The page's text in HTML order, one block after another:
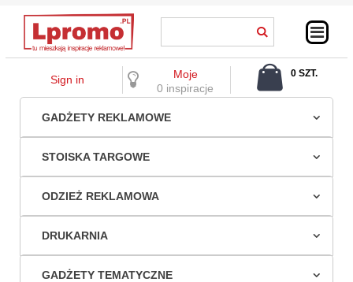
Sign in
Moje
0 inspiracje
0 SZT.
GADŻETY REKLAMOWE
STOISKA TARGOWE
ODZIEŻ REKLAMOWA
DRUKARNIA
GADŻETY TEMATYCZNE